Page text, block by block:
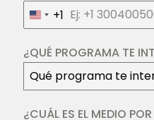
United
States
+1
¿QUÉ PROGRAMA TE
Qué programa te
¿CUÁL ES EL MEDIO POR